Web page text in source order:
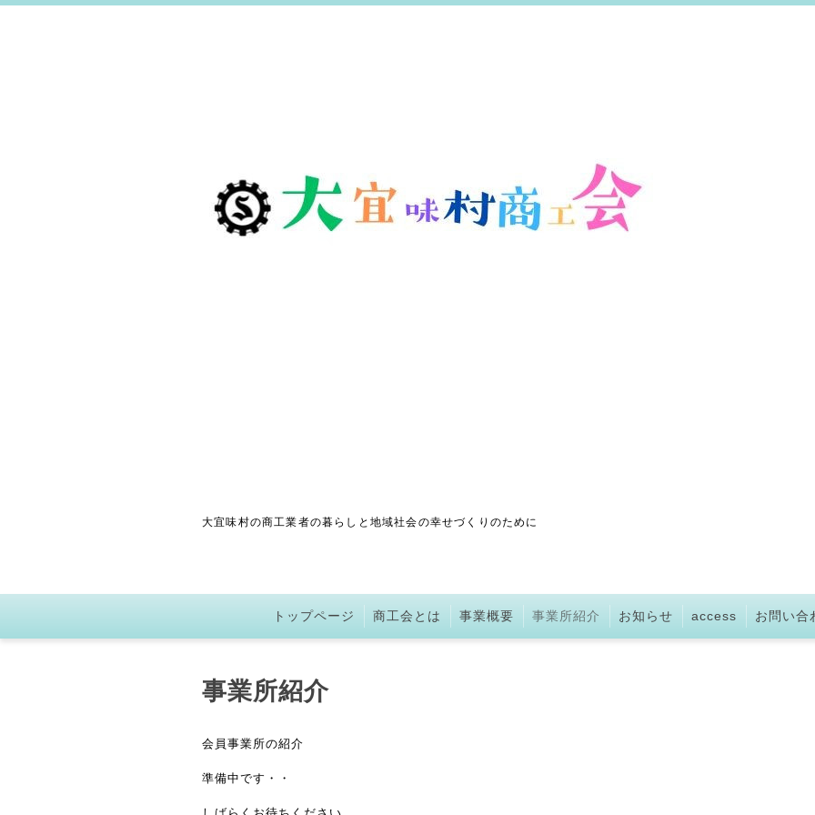
大宜味村の商工業者の暮らしと地域社会の幸せづくりのために
トップページ 商工会とは 事業概要 事業所紹介 お知らせ access お問い合
事業所紹介
会員事業所の紹介
準備中です・・